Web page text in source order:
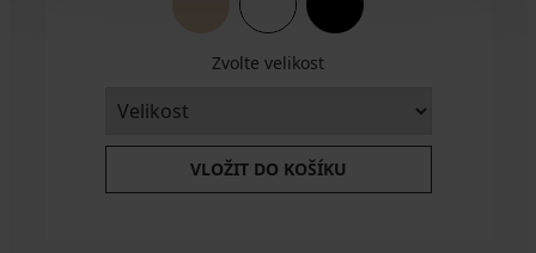
Zvolte velikost
VLOŽIT DO KOŠÍKU